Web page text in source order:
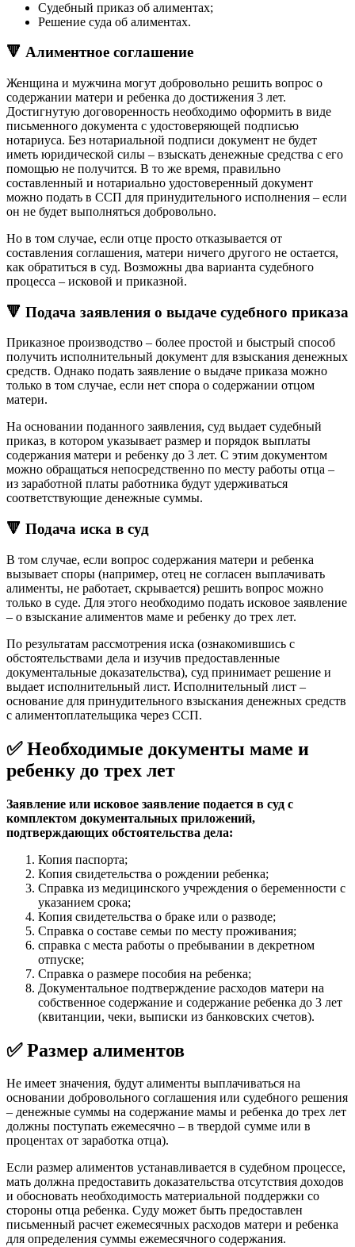
Судебный приказ об алиментах;
Решение суда об алиментах.
🔻 Алиментное соглашение
Женщина и мужчина могут добровольно решить вопрос о
содержании матери и ребенка до достижения 3 лет.
Достигнутую договоренность необходимо оформить в виде
письменного документа с удостоверяющей подписью
нотариуса. Без нотариальной подписи документ не будет
иметь юридической силы – взыскать денежные средства с его
помощью не получится. В то же время, правильно
составленный и нотариально удостоверенный документ
можно подать в ССП для принудительного исполнения – если
он не будет выполняться добровольно.
Но в том случае, если отце просто отказывается от
составления соглашения, матери ничего другого не остается,
как обратиться в суд. Возможны два варианта судебного
процесса – исковой и приказной.
🔻 Подача заявления о выдаче судебного приказа
Приказное производство – более простой и быстрый способ
получить исполнительный документ для взыскания денежных
средств. Однако подать заявление о выдаче приказа можно
только в том случае, если нет спора о содержании отцом
матери.
На основании поданного заявления, суд выдает судебный
приказ, в котором указывает размер и порядок выплаты
содержания матери и ребенку до 3 лет. С этим документом
можно обращаться непосредственно по месту работы отца –
из заработной платы работника будут удерживаться
соответствующие денежные суммы.
🔻 Подача иска в суд
В том случае, если вопрос содержания матери и ребенка
вызывает споры (например, отец не согласен выплачивать
алименты, не работает, скрывается) решить вопрос можно
только в суде. Для этого необходимо подать исковое заявление
– о взыскание алиментов маме и ребенку до трех лет.
По результатам рассмотрения иска (ознакомившись с
обстоятельствами дела и изучив предоставленные
документальные доказательства), суд принимает решение и
выдает исполнительный лист. Исполнительный лист –
основание для принудительного взыскания денежных средств
с алиментоплательщика через ССП.
✅ Необходимые документы маме и
ребенку до трех лет
Заявление или исковое заявление подается в суд с
комплектом документальных приложений,
подтверждающих обстоятельства дела:
Копия паспорта;
Копия свидетельства о рождении ребенка;
Справка из медицинского учреждения о беременности с
указанием срока;
Копия свидетельства о браке или о разводе;
Справка о составе семьи по месту проживания;
справка с места работы о пребывании в декретном
отпуске;
Справка о размере пособия на ребенка;
Документальное подтверждение расходов матери на
собственное содержание и содержание ребенка до 3 лет
(квитанции, чеки, выписки из банковских счетов).
✅ Размер алиментов
Не имеет значения, будут алименты выплачиваться на
основании добровольного соглашения или судебного решения
– денежные суммы на содержание мамы и ребенка до трех лет
должны поступать ежемесячно – в твердой сумме или в
процентах от заработка отца).
Если размер алиментов устанавливается в судебном процессе,
мать должна предоставить доказательства отсутствия доходов
и обосновать необходимость материальной поддержки со
стороны отца ребенка. Суду может быть предоставлен
письменный расчет ежемесячных расходов матери и ребенка
для определения суммы ежемесячного содержания.